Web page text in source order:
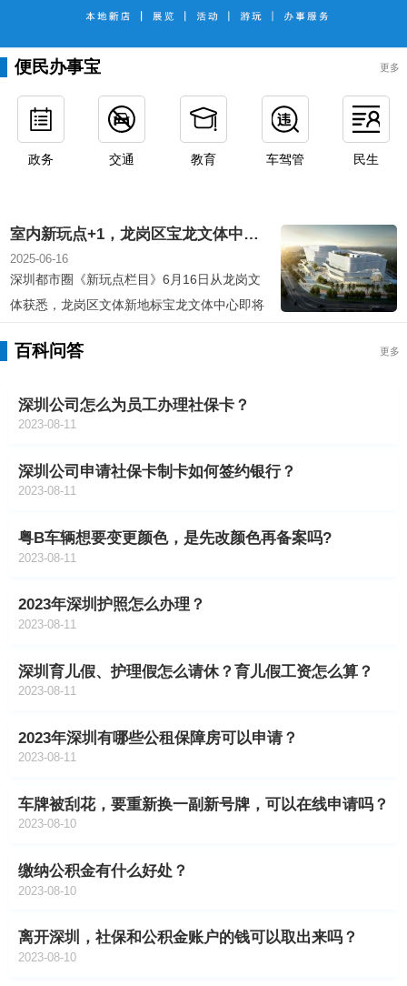
便民办事宝 更多
政务 交通 教育 车驾管 民生
室内新玩点+1，龙岗区宝龙文体中心即将启用
2025-06-16
深圳都市圈《新玩点栏目》6月16日从龙岗文
体获悉，龙岗区文体新地标宝龙文体中心即将
训、观演、娱乐、交流、展示于一体，拥有现
宝龙文体中心效果图宝龙文体中心是一座服务
全民健身、承接大型活动赛...
百科问答 更多
深圳公司怎么为员工办理社保卡？
2023-08-11
深圳公司申请社保卡制卡如何签约银行？
2023-08-11
粤B车辆想要变更颜色，是先改颜色再备案吗?
2023-08-11
2023年深圳护照怎么办理？
2023-08-11
深圳育儿假、护理假怎么请休？育儿假工资怎么算？
2023-08-11
2023年深圳有哪些公租保障房可以申请？
2023-08-11
车牌被刮花，要重新换一副新号牌，可以在线申请吗？
2023-08-10
缴纳公积金有什么好处？
2023-08-10
离开深圳，社保和公积金账户的钱可以取出来吗？
2023-08-10